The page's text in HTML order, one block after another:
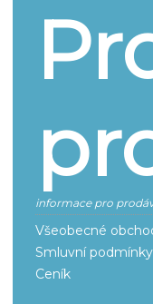
informace pro
Všeobecné
Smluvní
Ceník